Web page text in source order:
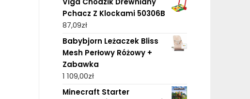
Pchacz Z Klockami 50306B
87,09zł
Babybjorn Leżaczek Bliss
Mesh Perłowy Różowy +
Zabawka
1 109,00zł
Minecraft Starter